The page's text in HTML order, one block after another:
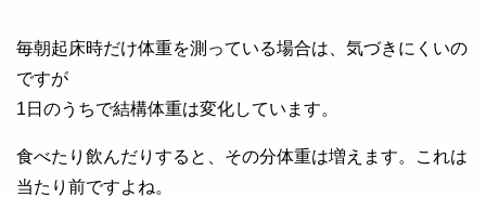
毎朝起床時だけ体重を測っている場合は、気づきにくいの
ですが
1日のうちで結構体重は変化しています。
食べたり飲んだりすると、その分体重は増えます。これは
当たり前ですよね。